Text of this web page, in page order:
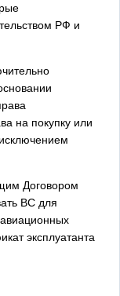
РФ и
на покупку или
Договором
ВС для
эксплуатанта